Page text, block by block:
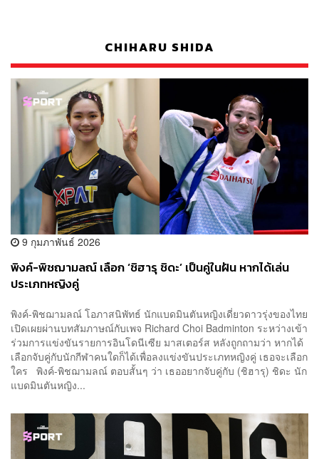
CHIHARU SHIDA
9 กุมภาพันธ์ 2026
พิงค์-พิชฌามลณ์ เลือก ‘ชิฮารุ ชิดะ’ เป็นคู่ในฝัน หากได้เล่น
ประเภทหญิงคู่
พิงค์-พิชฌามลณ์ โอภาสนิพัทธ์ นักแบดมินตันหญิงเดี่ยวดาวรุ่งของไทย
เปิดเผยผ่านบทสัมภาษณ์กับเพจ Richard Choi Badminton ระหว่างเข้า
ร่วมการแข่งขันรายการอินโดนีเซีย มาสเตอร์ส หลังถูกถามว่า หากได้
เลือกจับคู่กับนักกีฬาคนใดก็ได้เพื่อลงแข่งขันประเภทหญิงคู่ เธอจะเลือก
ใคร พิงค์-พิชฌามลณ์ ตอบสั้นๆ ว่า เธออยากจับคู่กับ (ชิฮารุ) ชิดะ นัก
แบดมินตันหญิง...